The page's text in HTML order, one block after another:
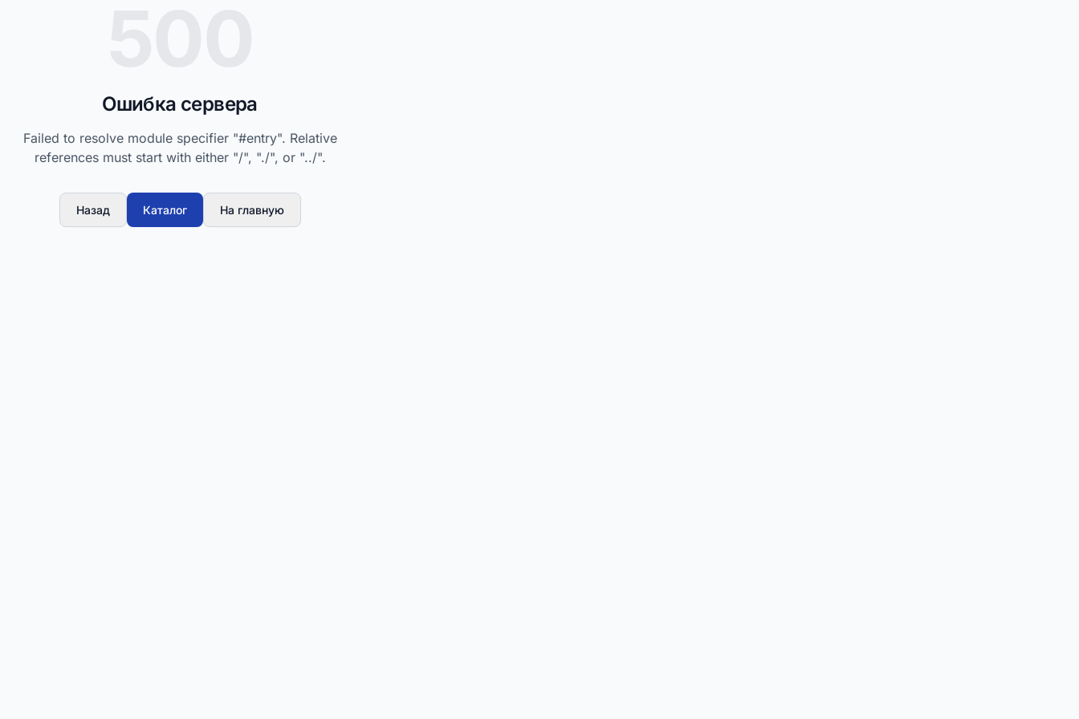
Ошибка сервера
Failed to resolve module specifier "#entry". Relative
references must start with either "/", "./", or "../".
Назад Каталог На главную